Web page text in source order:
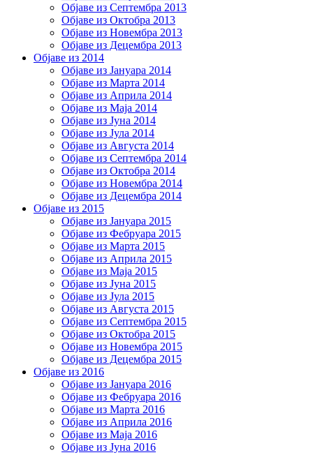
Објаве из Септембра 2013
Објаве из Октобра 2013
Објаве из Новембра 2013
Објаве из Децембра 2013
Објаве из 2014
Објаве из Јануара 2014
Објаве из Марта 2014
Објаве из Априла 2014
Објаве из Маја 2014
Објаве из Јуна 2014
Објаве из Јула 2014
Објаве из Августа 2014
Објаве из Септембра 2014
Објаве из Октобра 2014
Објаве из Новембра 2014
Објаве из Децембра 2014
Објаве из 2015
Објаве из Јануара 2015
Објаве из Фебруара 2015
Објаве из Марта 2015
Објаве из Априла 2015
Објаве из Маја 2015
Објаве из Јуна 2015
Објаве из Јула 2015
Објаве из Августа 2015
Објаве из Септембра 2015
Објаве из Октобра 2015
Објаве из Новембра 2015
Објаве из Децембра 2015
Објаве из 2016
Објаве из Јануара 2016
Објаве из Фебруара 2016
Објаве из Марта 2016
Објаве из Априла 2016
Објаве из Маја 2016
Објаве из Јуна 2016